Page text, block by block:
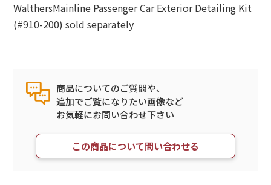
WalthersMainline Passenger Car Exterior Detailing Kit
(#910-200) sold separately
商品についてのご質問や、
追加でご覧になりたい画像など
お気軽にお問い合わせ下さい
この商品について問い合わせる